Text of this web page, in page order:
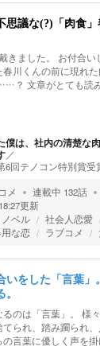
思議な(?)「肉食
きました。 お付合
川くんの前に現れ
？ 文章がとても読
僕は、社内の清楚な
／
回テノコン特別賞受
メ 連載中 132話
更新
ベル 社会人恋愛
な恋 ラブコメ
いをした「言葉」
のは「言葉」。 様
てられ、踏み躙られ
言葉に優しく声を